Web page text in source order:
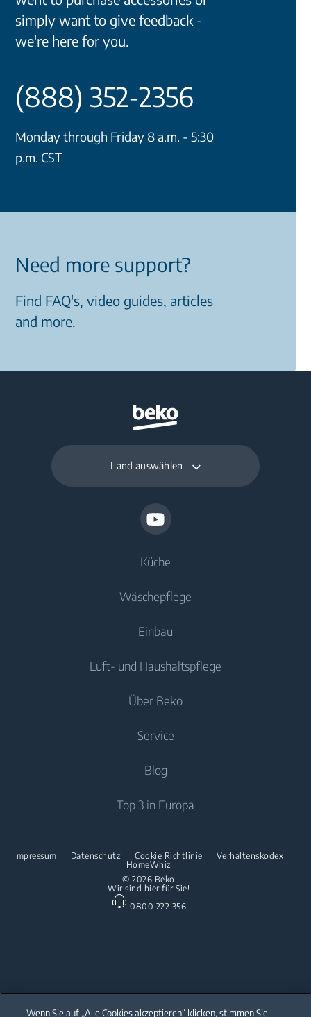
simply want to give feedback -
we're here for you.
(888) 352-2356
Monday through Friday 8 a.m. - 5:30
p.m. CST
Need more support?
Find FAQ's, video guides, articles
and more.
Land auswählen
Küche
Kühlen
Gefriergeräte
Kühl-/Gefrierkombinationen
Freistehende Mikrowellen
Einbau-Kochfelder
Freistehende Geschirrspüler
Einbau-Geschirrspüler
Wäschepflege
Freistehende Waschmaschinen
Waschtrockner
Einbau
Luft- und Haushaltspflege
Klimageräte
Standventilator
Über Beko
Über uns
Partnerschaften
Beko Professional
Service
Downloads
Reparaturinformationen & Ersatzteile
Garantie
Blog
Top 3 in Europa
© 2026 Beko
Impressum Datenschutz Cookie Richtlinie
Verhaltenskodex
HomeWhiz
Wir sind hier für Sie!
0800 222 356
Wenn Sie auf „Alle Cookies akzeptieren“ klicken, stimmen Sie